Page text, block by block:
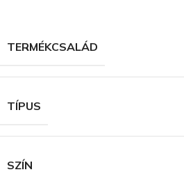
TERMÉKCSALÁD
TÍPUS
SZÍN